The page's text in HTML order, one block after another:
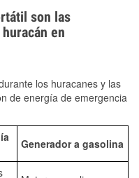
son las
en
los huracanes y las
de energía de emergencia
Generador a gasolina